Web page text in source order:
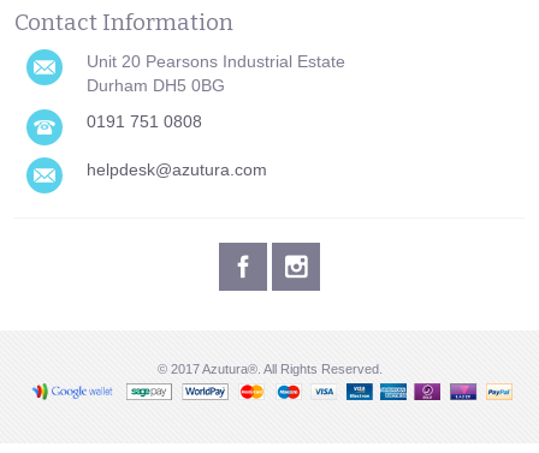
Contact Information
Unit 20 Pearsons Industrial Estate
Durham DH5 0BG
0191 751 0808
helpdesk@azutura.com
© 2017 Azutura®. All Rights Reserved.